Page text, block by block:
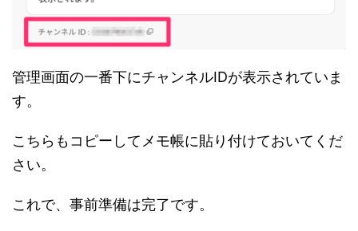
管理画面の一番下にチャンネルIDが表示されていま
す。
こちらもコピーしてメモ帳に貼り付けておいてくだ
さい。
これで、事前準備は完了です。